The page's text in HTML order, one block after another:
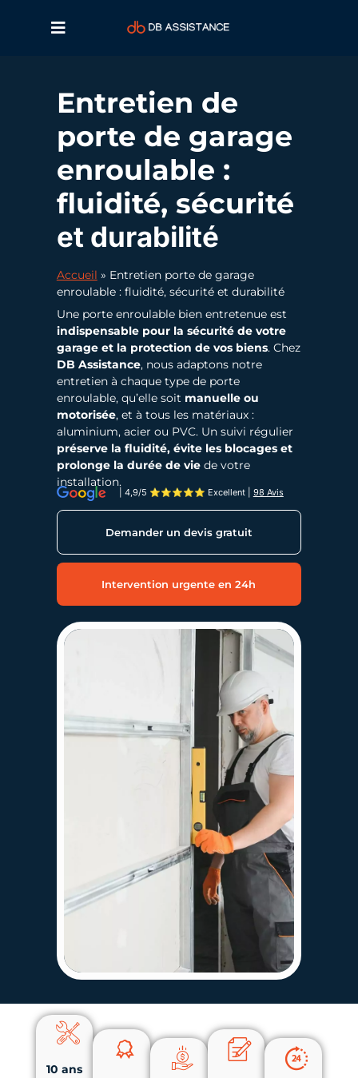
Entretien de
porte de garage
enroulable :
fluidité, sécurité
et durabilité
Accueil » Entretien porte de garage
enroulable : fluidité, sécurité et durabilité
Une porte enroulable bien entretenue est
indispensable pour la sécurité de votre
garage et la protection de vos biens. Chez
DB Assistance, nous adaptons notre
entretien à chaque type de porte
enroulable, qu’elle soit manuelle ou
motorisée, et à tous les matériaux :
aluminium, acier ou PVC. Un suivi régulier
préserve la fluidité, évite les blocages et
prolonge la durée de viede votre
installation.
| 4,9/5 ⭐⭐⭐⭐⭐ Excellent 98 Avis
Demander un devis gratuit
Intervention urgente en 24h
10 ans